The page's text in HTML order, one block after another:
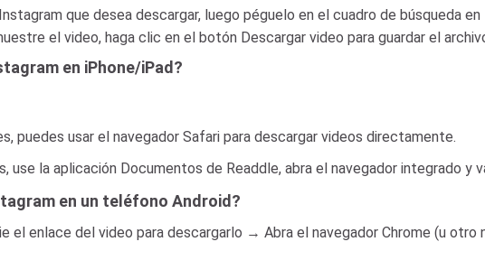
que desea descargar, luego péguelo en el cuadro de búsqueda
el video, haga clic en el botón Descargar video para guardar el
en iPhone/iPad?
puedes usar el navegador Safari para descargar videos directamente.
use la aplicación Documentos de Readdle, abra el navegador integrado y
en un teléfono Android?
el enlace del video para descargarlo → Abra el navegador Chrome (u